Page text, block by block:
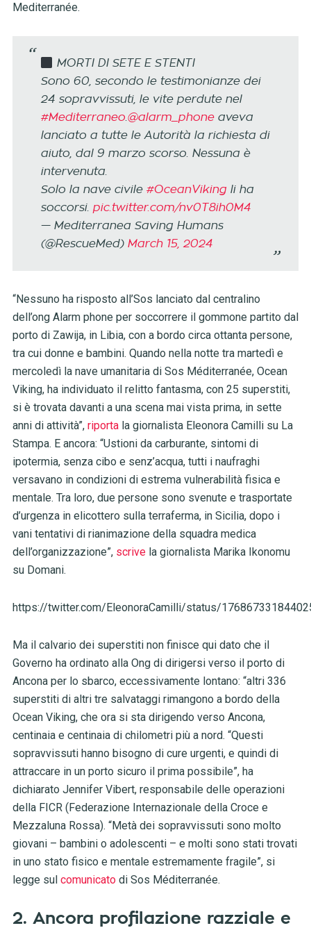
Mediterranée.
MORTI DI SETE E STENTI
Sono 60, secondo le testimonianze dei
24 sopravvissuti, le vite perdute nel
#Mediterraneo. @alarm_phoneaveva
lanciato a tutte le Autorità la richiesta di
aiuto, dal 9 marzo scorso. Nessuna è
intervenuta.
Solo la nave civile #OceanVikingli ha
soccorsi. pic.twitter.com/nv0T8ih0M4
— Mediterranea Saving Humans
(@RescueMed) March 15, 2024
“Nessuno ha risposto all’Sos lanciato dal centralino
dell’ong Alarm phone per soccorrere il gommone partito dal
porto di Zawija, in Libia, con a bordo circa ottanta persone,
tra cui donne e bambini. Quando nella notte tra martedì e
mercoledì la nave umanitaria di Sos Méditerranée, Ocean
Viking, ha individuato il relitto fantasma, con 25 superstiti,
si è trovata davanti a una scena mai vista prima, in sette
anni di attività”, riportala giornalista Eleonora Camilli su La
Stampa. E ancora: “Ustioni da carburante, sintomi di
ipotermia, senza cibo e senz’acqua, tutti i naufraghi
versavano in condizioni di estrema vulnerabilità fisica e
mentale. Tra loro, due persone sono svenute e trasportate
d’urgenza in elicottero sulla terraferma, in Sicilia, dopo i
vani tentativi di rianimazione della squadra medica
dell’organizzazione”, scrivela giornalista Marika Ikonomu
su Domani.
https://twitter.com/EleonoraCamilli/status/
Ma il calvario dei superstiti non finisce qui dato che il
Governo ha ordinato alla Ong di dirigersi verso il porto di
Ancona per lo sbarco, eccessivamente lontano: “altri 336
superstiti di altri tre salvataggi rimangono a bordo della
Ocean Viking, che ora si sta dirigendo verso Ancona,
centinaia e centinaia di chilometri più a nord. “Questi
sopravvissuti hanno bisogno di cure urgenti, e quindi di
attraccare in un porto sicuro il prima possibile”, ha
dichiarato Jennifer Vibert, responsabile delle operazioni
della FICR (Federazione Internazionale della Croce e
Mezzaluna Rossa). “Metà dei sopravvissuti sono molto
giovani – bambini o adolescenti – e molti sono stati trovati
in uno stato fisico e mentale estremamente fragile”, si
legge sul comunicatodi Sos Méditerranée.
2. Ancora profilazione razziale e